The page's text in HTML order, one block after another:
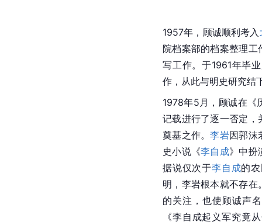
1957年，顾诚顺利考入
院档案部的档案整理工
写工作。于1961年毕
作，从此与明史研究结
1978年5月，顾诚在《
记载进行了逐一否定，
奠基之作。李岩因郭沫
史小说《李自成》中扮
据说仅次于李自成的
明，李岩根本就不存
的关注，也使顾诚声
《李自成起义军究竟